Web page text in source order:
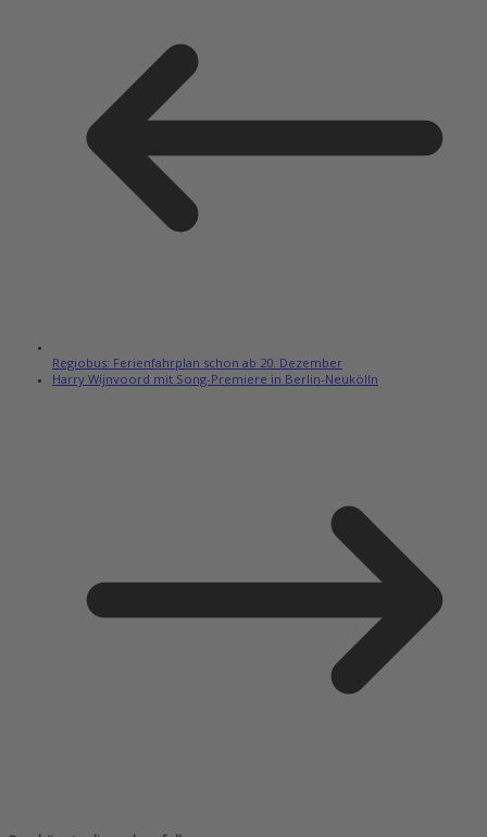
Regiobus: Ferienfahrplan schon ab 20. Dezember
Harry Wijnvoord mit Song-Premiere in Berlin-Neukölln